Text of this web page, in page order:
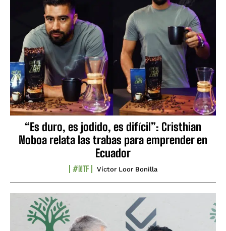
“Es duro, es jodido, es difícil”: Cristhian
Noboa relata las trabas para emprender en
Ecuador
#NTF Víctor Loor Bonilla